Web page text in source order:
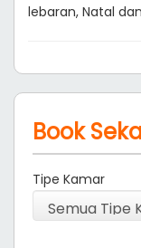
lebaran, Natal
Book
Tipe Kamar